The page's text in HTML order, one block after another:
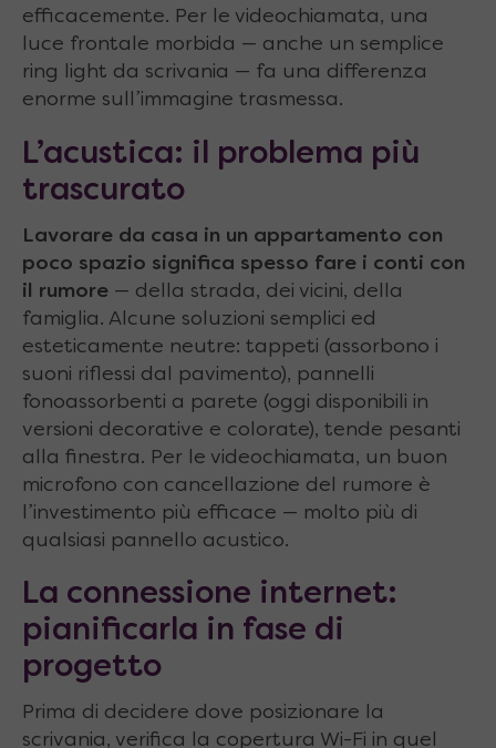
efficacemente. Per le videochiamata, una
luce frontale morbida — anche un semplice
ring light da scrivania — fa una differenza
enorme sull’immagine trasmessa.
L’acustica: il problema più
trascurato
Lavorare da casa in un appartamento con
poco spazio significa spesso fare i conti con
il rumore — della strada, dei vicini, della
famiglia. Alcune soluzioni semplici ed
esteticamente neutre: tappeti (assorbono i
suoni riflessi dal pavimento), pannelli
fonoassorbenti a parete (oggi disponibili in
versioni decorative e colorate), tende pesanti
alla finestra. Per le videochiamata, un buon
microfono con cancellazione del rumore è
l’investimento più efficace — molto più di
qualsiasi pannello acustico.
La connessione internet:
pianificarla in fase di
progetto
Prima di decidere dove posizionare la
scrivania, verifica la copertura Wi-Fi in quel